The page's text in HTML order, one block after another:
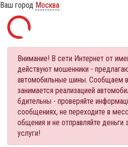
Ваш город Москва
Внимание! В сети Интернет от
действуют мошенники -
автомобильные шины. Сообщаем
занимается реализацией
бдительны - проверяйте
сообщениях, не переходите в
общения и не отправляйте деньги
услуги!